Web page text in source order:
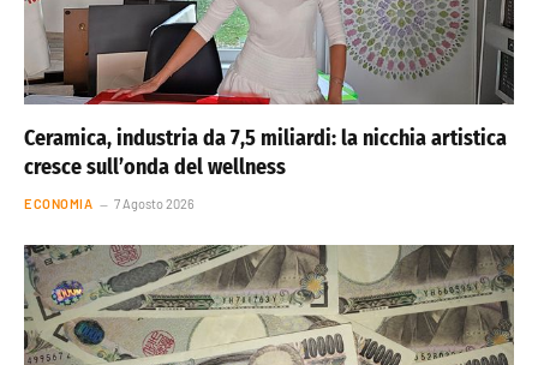
Ceramica, industria da 7,5 miliardi: la nicchia artistica
cresce sull’onda del wellness
ECONOMIA 7 Agosto 2026